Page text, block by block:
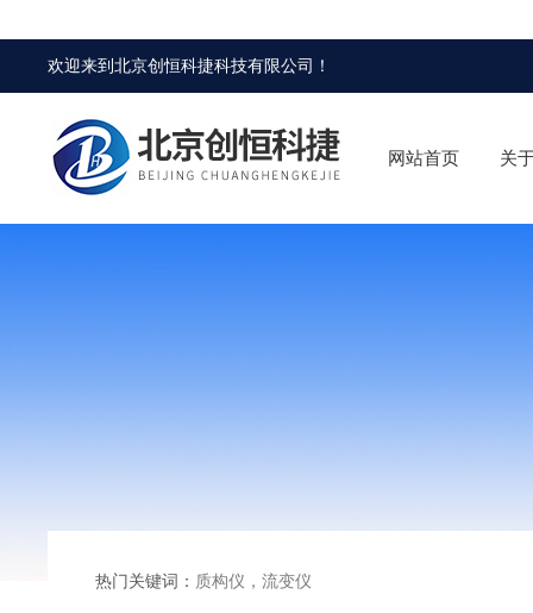
欢迎来到北京创恒科捷科技有限公司 ！
网站首页 关
热门关键词： 质构仪 ， 流变仪